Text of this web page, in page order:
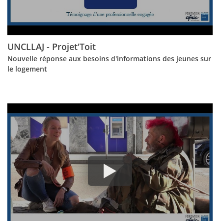
UNCLLAJ - Projet'Toit
Nouvelle réponse aux besoins d'informations des jeunes sur
le logement